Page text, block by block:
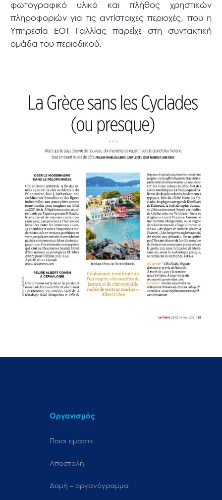
φωτογραφικό υλικό και πλήθος χρηστικών
πληροφοριών για τις αντίστοιχες περιοχές, που η
Υπηρεσία ΕΟΤ Γαλλίας παρείχε στη συντακτική
ομάδα του περιοδικού.
Οργανισμός
Ποιοι είμαστε
Αποστολή
Δομή – οργανόγραμμα